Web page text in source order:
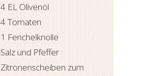
4 EL Olivenöl
4 Tomaten
1 Fenchelknolle
Salz und Pfeffer
Zitronenscheiben zum